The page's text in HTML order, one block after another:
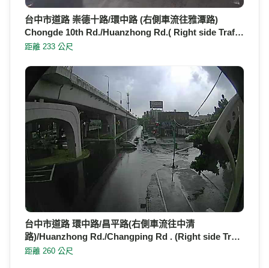
台中市道路 崇德十路/環中路 (右側車流往雅潭路)
Chongde 10th Rd./Huanzhong Rd.( Right side Traf…
距離 233 公尺
台中市道路 環中路/昌平路(右側車流往中清
路)/Huanzhong Rd./Changping Rd . (Right side Tr…
距離 260 公尺